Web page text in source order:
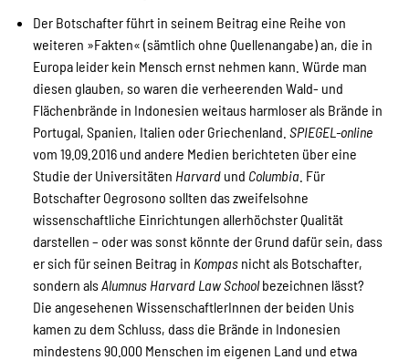
Der Botschafter führt in seinem Beitrag eine Reihe von
weiteren »Fakten« (sämtlich ohne Quellenangabe) an, die in
Europa leider kein Mensch ernst nehmen kann. Würde man
diesen glauben, so waren die verheerenden Wald- und
Flächenbrände in Indonesien weitaus harmloser als Brände in
Portugal, Spanien, Italien oder Griechenland. SPIEGEL-online
vom 19.09.2016 und andere Medien berichteten über eine
Studie der Universitäten Harvard und Columbia . Für
Botschafter Oegrosono sollten das zweifelsohne
wissenschaftliche Einrichtungen allerhöchster Qualität
darstellen – oder was sonst könnte der Grund dafür sein, dass
er sich für seinen Beitrag in Kompas nicht als Botschafter,
sondern alsAlumnus Harvard Law Schoolbezeichnen lässt?
Die angesehenen WissenschaftlerInnen der beiden Unis
kamen zu dem Schluss, dass die Brände in Indonesien
mindestens 90.000 Menschen im eigenen Land und etwa